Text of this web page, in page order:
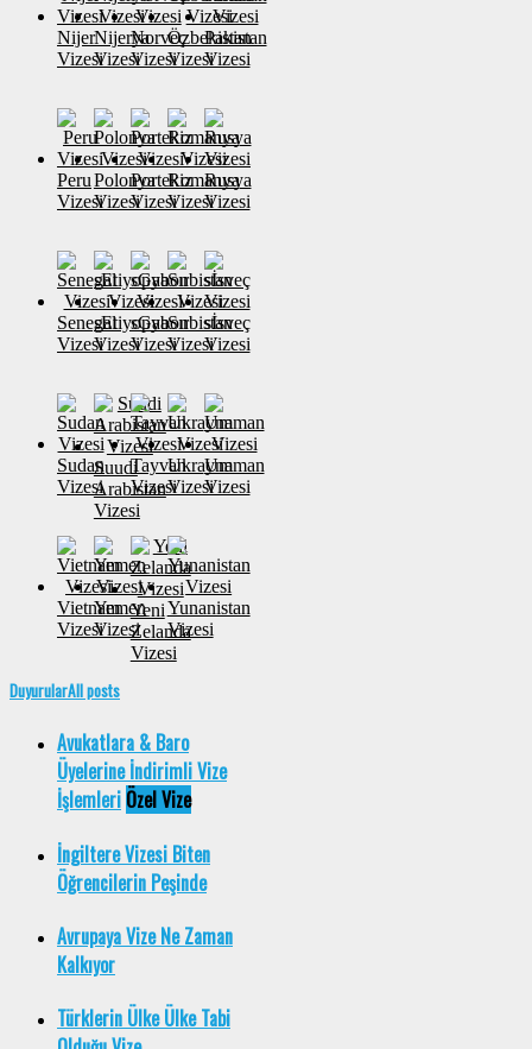
Nijer
Vizesi
Nijerya
Vizesi
Norveç
Vizesi
Özbekistan
Vizesi
Pakistan
Vizesi
Peru
Vizesi
Polonya
Vizesi
Portekiz
Vizesi
Romanya
Vizesi
Rusya
Vizesi
Senegal
Vizesi
sEtiyopya
Vizesi
sGabon
Vizesi
Sırbistan
Vizesi
sİsveç
Vizesi
Sudan
Vizesi
Suudi
Arabistan
Vizesi
Tayvan
Vizesi
Ukrayna
Vizesi
Umman
Vizesi
Vietnam
Vizesi
Yemen
Vizesi
Yeni
Zelanda
Vizesi
Yunanistan
Vizesi
DuyurularAll posts
Avukatlara & Baro
Üyelerine İndirimli Vize
İşlemleri Özel Vize
İngiltere Vizesi Biten
Öğrencilerin Peşinde
Avrupaya Vize Ne Zaman
Kalkıyor
Türklerin Ülke Ülke Tabi